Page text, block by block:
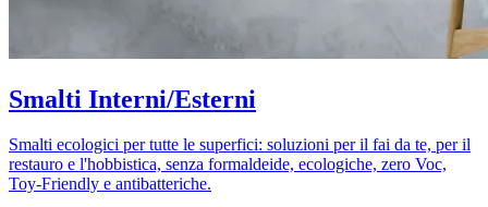
Smalti Interni/Esterni
Smalti ecologici per tutte le superfici: soluzioni per il fai da te, per il
restauro e l'hobbistica, senza formaldeide, ecologiche, zero Voc,
Toy-Friendly e antibatteriche.